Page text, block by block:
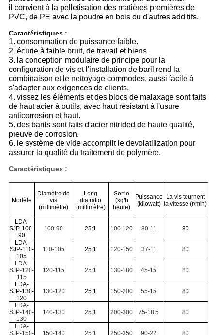
il convient à la pelletisation des matières premières de
PVC, de PE avec la poudre en bois ou d'autres additifs.
Caractéristiques :
1. consommation de puissance faible.
2. écurie à faible bruit, de travail et biens.
3. la conception modulaire de principe pour la
configuration de vis et l'installation de baril rend la
combinaison et le nettoyage commodes, aussi facile à
s'adapter aux exigences de clients.
4. vissez les éléments et des blocs de malaxage sont faits
de haut acier à outils, avec haut résistant à l'usure
anticorrosion et haut.
5. des barils sont faits d'acier nitrided de haute qualité,
preuve de corrosion.
6. le système de vide accomplit le devolatilization pour
assurer la qualité du traitement de polymère.
Caractéristiques :
Modèle
Diamètre de
vis
(millimètre)
Long
dia.ratio
(millimètre)
Sortie
(kg/h
heure)
Puissance
(kilowatt)
La vis tournent
la vitesse (r/min)
LDA-
SJP-100-
90
100-90 25:1 100-120 30-11 80
LDA-
SJP-110-
105
110-105 25:1 120-150 37-11 80
LDA-
SJP-120-
115
120-115 25:1 130-180 45-15 80
LDA-
SJP-130-
120
130-120 25:1 150-200 55-15 80
LDA-
SJP-140-
130
140-130 25:1 200-300 75-18.5 80
LDA-
SJP-150-
150-140 25:1 250-350 90-22 80